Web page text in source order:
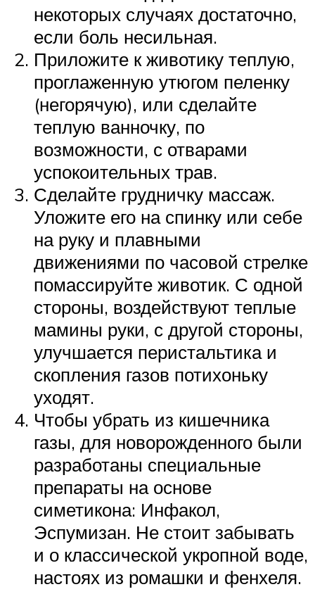
некоторых случаях достаточно,
если боль несильная.
Приложите к животику теплую,
проглаженную утюгом пеленку
(негорячую), или сделайте
теплую ванночку, по
возможности, с отварами
успокоительных трав.
Сделайте грудничку массаж.
Уложите его на спинку или себе
на руку и плавными
движениями по часовой стрелке
помассируйте животик. С одной
стороны, воздействуют теплые
мамины руки, с другой стороны,
улучшается перистальтика и
скопления газов потихоньку
уходят.
Чтобы убрать из кишечника
газы, для новорожденного были
разработаны специальные
препараты на основе
симетикона: Инфакол,
Эспумизан. Не стоит забывать
и о классической укропной воде,
настоях из ромашки и фенхеля.